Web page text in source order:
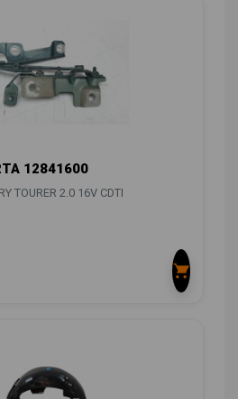
12841600
TOURER 2.0 16V CDTI